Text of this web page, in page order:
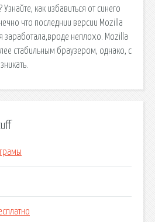
как избавиться от синего
что последнии версии Mozilla
заработала,вроде неплохо. Mozilla
стабильным браузером, однако, с